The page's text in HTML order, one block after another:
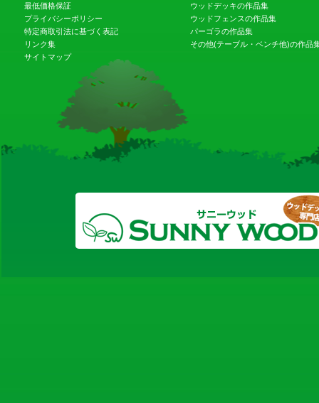
最低価格保証
プライバシーポリシー
特定商取引法に基づく表記
リンク集
サイトマップ
ウッドデッキの作品集
ウッドフェンスの作品集
パーゴラの作品集
その他(テーブル・ベンチ他)の作品